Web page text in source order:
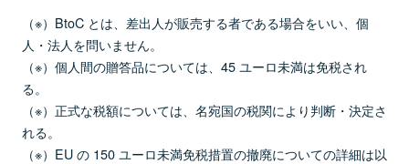
（※）BtoC とは、差出人が販売する者である場合をいい、個
人・法人を問いません。
（※）個人間の贈答品については、45 ユーロ未満は免税され
る。
（※）正式な税額については、名宛国の税関により判断・決定さ
れる。
（※）EU の 150 ユーロ未満免税措置の撤廃についての詳細は以